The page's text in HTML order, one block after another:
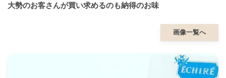
大勢のお客さんが買い求めるのも納得のお味
画像一覧へ